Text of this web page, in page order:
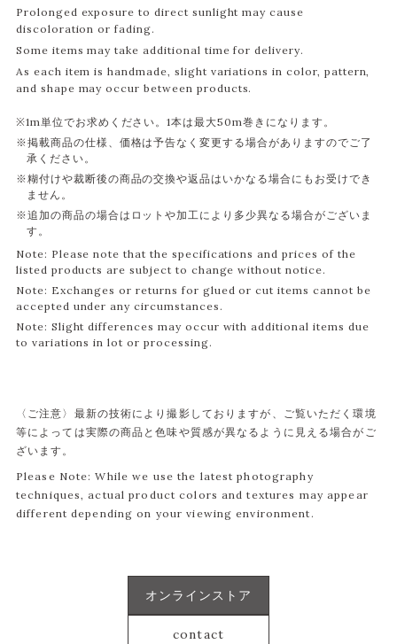
Prolonged exposure to direct sunlight may cause
discoloration or fading.
Some items may take additional time for delivery.
As each item is handmade, slight variations in color, pattern,
and shape may occur between products.
※1m単位でお求めください。1本は最大50m巻きになります。
※掲載商品の仕様、価格は予告なく変更する場合がありますのでご了
承ください。
※糊付けや裁断後の商品の交換や返品はいかなる場合にもお受けでき
ません。
※追加の商品の場合はロットや加工により多少異なる場合がございま
す。
Note: Please note that the specifications and prices of the
listed products are subject to change without notice.
Note: Exchanges or returns for glued or cut items cannot be
accepted under any circumstances.
Note: Slight differences may occur with additional items due
to variations in lot or processing.
〈ご注意〉最新の技術により撮影しておりますが、ご覧いただく環境
等によっては実際の商品と色味や質感が異なるように見える場合がご
ざいます。
Please Note: While we use the latest photography
techniques, actual product colors and textures may appear
different depending on your viewing environment.
オンラインストア
contact